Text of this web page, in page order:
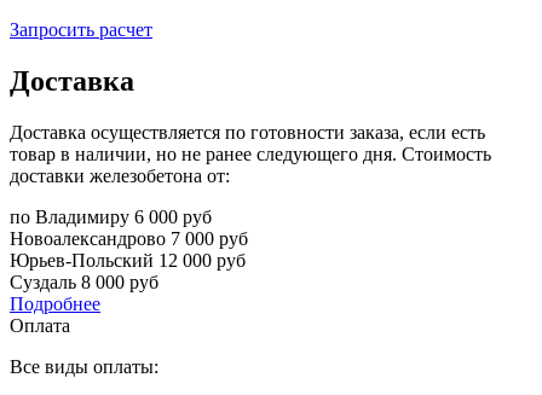
Запросить расчет
Доставка
Доставка осуществляется по готовности заказа, если есть
товар в наличии, но не ранее следующего дня. Стоимость
доставки железобетона от:
по Владимиру 6 000 руб
Новоалександрово 7 000 руб
Юрьев-Польский 12 000 руб
Суздаль 8 000 руб
Подробнее
Оплата
Все виды оплаты: